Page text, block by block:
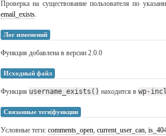
Проверка на существование пользователя по
email_exists.
Лог изменений
Функция добавлена в версии 2.0.0
Исходный файл
Функция username_exists() находится в wp-
Связанные теги|функции
Условные теги: comments_open, current_user_can,